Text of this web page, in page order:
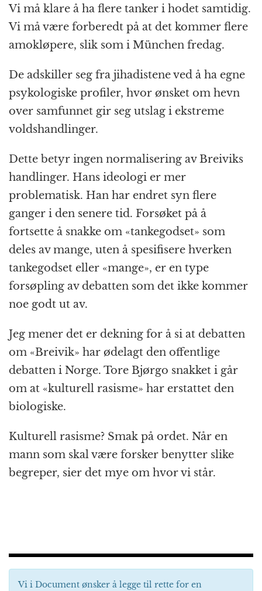
Vi må klare å ha flere tanker i hodet samtidig.
Vi må være forberedt på at det kommer flere
amokløpere, slik som i München fredag.
De adskiller seg fra jihadistene ved å ha egne
psykologiske profiler, hvor ønsket om hevn
over samfunnet gir seg utslag i ekstreme
voldshandlinger.
Dette betyr ingen normalisering av Breiviks
handlinger. Hans ideologi er mer
problematisk. Han har endret syn flere
ganger i den senere tid. Forsøket på å
fortsette å snakke om «tankegodset» som
deles av mange, uten å spesifisere hverken
tankegodset eller «mange», er en type
forsøpling av debatten som det ikke kommer
noe godt ut av.
Jeg mener det er dekning for å si at debatten
om «Breivik» har ødelagt den offentlige
debatten i Norge. Tore Bjørgo snakket i går
om at «kulturell rasisme» har erstattet den
biologiske.
Kulturell rasisme? Smak på ordet. Når en
mann som skal være forsker benytter slike
begreper, sier det mye om hvor vi står.
Vi i Document ønsker å legge til rette for en